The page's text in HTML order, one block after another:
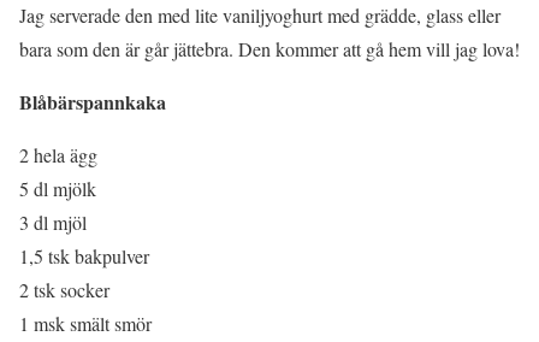
Jag serverade den med lite vaniljyoghurt med grädde, glass eller
bara som den är går jättebra. Den kommer att gå hem vill jag lova!
Blåbärspannkaka
2 hela ägg
5 dl mjölk
3 dl mjöl
1,5 tsk bakpulver
2 tsk socker
1 msk smält smör